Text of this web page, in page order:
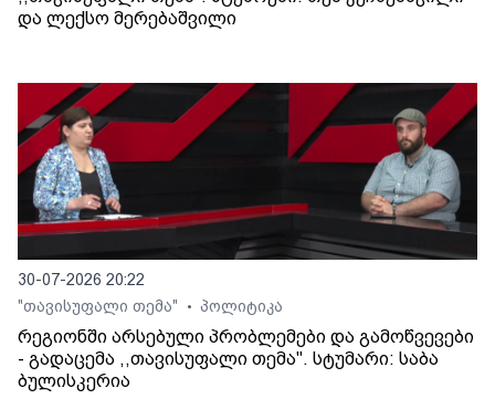
და ლექსო მერებაშვილი
30-07-2026 20:22
"თავისუფალი თემა"
• პოლიტიკა
რეგიონში არსებული პრობლემები და გამოწვევები
- გადაცემა ,,თავისუფალი თემა". სტუმარი: საბა
ბულისკერია